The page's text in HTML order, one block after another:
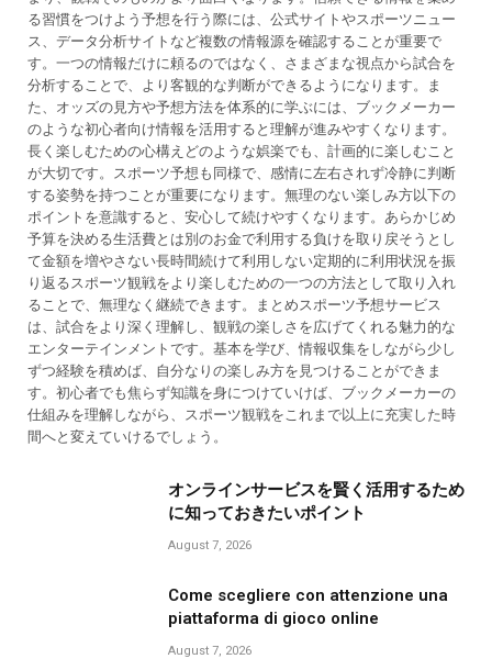
る習慣をつけよう予想を行う際には、公式サイトやスポーツニュー
ス、データ分析サイトなど複数の情報源を確認することが重要で
す。一つの情報だけに頼るのではなく、さまざまな視点から試合を
分析することで、より客観的な判断ができるようになります。ま
た、オッズの見方や予想方法を体系的に学ぶには、ブックメーカー
のような初心者向け情報を活用すると理解が進みやすくなります。
長く楽しむための心構えどのような娯楽でも、計画的に楽しむこと
が大切です。スポーツ予想も同様で、感情に左右されず冷静に判断
する姿勢を持つことが重要になります。無理のない楽しみ方以下の
ポイントを意識すると、安心して続けやすくなります。あらかじめ
予算を決める生活費とは別のお金で利用する負けを取り戻そうとし
て金額を増やさない長時間続けて利用しない定期的に利用状況を振
り返るスポーツ観戦をより楽しむための一つの方法として取り入れ
ることで、無理なく継続できます。まとめスポーツ予想サービス
は、試合をより深く理解し、観戦の楽しさを広げてくれる魅力的な
エンターテインメントです。基本を学び、情報収集をしながら少し
ずつ経験を積めば、自分なりの楽しみ方を見つけることができま
す。初心者でも焦らず知識を身につけていけば、ブックメーカーの
仕組みを理解しながら、スポーツ観戦をこれまで以上に充実した時
間へと変えていけるでしょう。
オンラインサービスを賢く活用するため
に知っておきたいポイント
August 7, 2026
Come scegliere con attenzione una
piattaforma di gioco online
August 7, 2026